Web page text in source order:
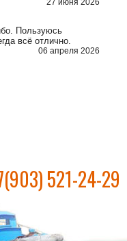
Пользуюсь
всё отлично.
06 апреля 2026
521-24-29